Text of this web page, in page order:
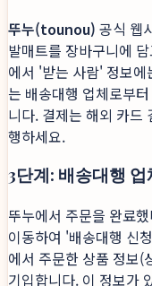
뚜누(tounou) 공식 웹
발매트를 장바구니에
에서 '받는 사람' 정보
는 배송대행 업체로부
니다. 결제는 해외 카드
행하세요.
3단계: 배송대행
뚜누에서 주문을 완료
이동하여 '배송대행 신
에서 주문한 상품 정보(
기입합니다. 이 정보가